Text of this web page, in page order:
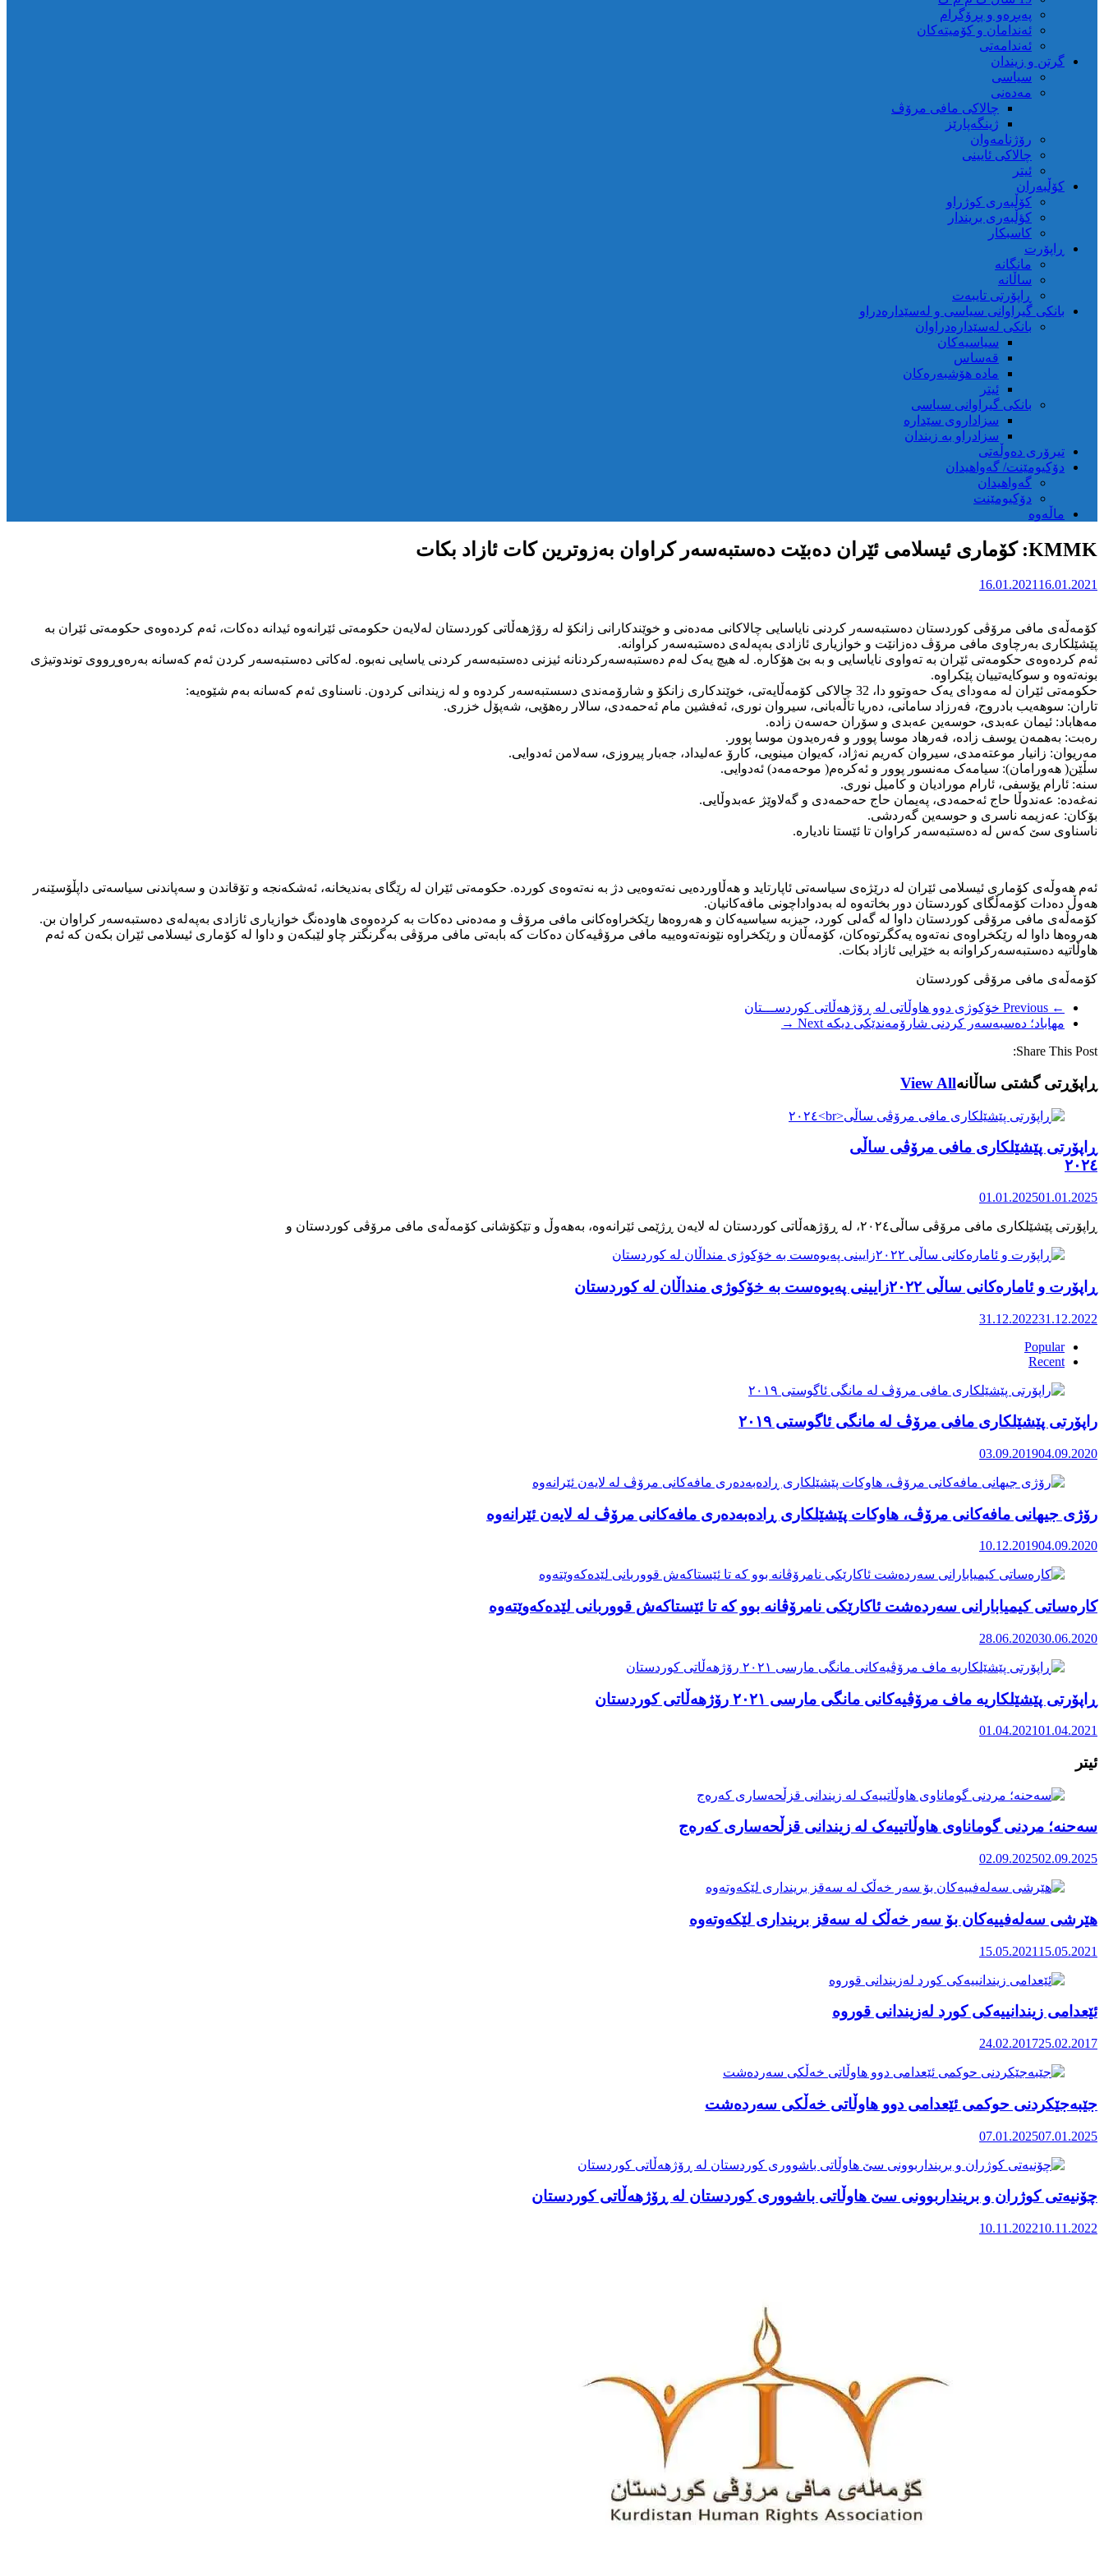
پەیڕەو و پڕۆگرام
ئەندامان و کۆمیتەکان
ئەندامەتی
گرتن و زیندان
سیاسی
مەدەنی
چالاکی مافی مرۆڤ
ژینگەپارێز
رۆژنامەوان
چالاکی ئایینی
ئیتر
کۆڵبەران
کۆڵبەری کوژراو
کؤڵبەری بریندار
کاسبکار
ڕاپۆرت
مانگانە
ساڵانە
ڕاپۆرتی تایبەت
بانکی گیراوانی سیاسی و لەسێدارەدراو
بانکی لەسێدارەدراوان
سیاسیەکان
قەساس
مادە هۆشبەرەکان
ئیتر
بانکی گیراوانی سیاسی
سزاداروی سێدارە
سزادراو بە زیندان
تیرۆری دەوڵەتی
دۆکیومێنت/ گەواهیدان
گەواهیدان
دۆکیومێنت
ماڵەوە
KMMK: کۆماری ئیسلامی ئێران دەبێت دەستبەسەر کراوان بەزوترین کات ئازاد بکات
16.01.2021 16.01.2021
کۆمەڵەی مافی مرۆڤی کوردستان دەستبەسەر کردنی نایاسایی چالاکانی مەدەنی و خوێندکارانی زانکۆ لە رۆژهەڵاتی کوردستان لەلایەن حکومەتی ئێرانەوە ئیدانە دەکات، ئەم کردەوەی حکومەتی ئێران بە
پێشێلکاری بەرچاوی مافی مرۆڤ دەزانێت و خوازیاری ئازادی بەپەلەی دەستبەسەر کراوانە.
ئەم کردەوەی حکومەتی ئێران بە تەواوی نایاسایی و بە بێ هۆکارە. لە هیچ یەک لەم دەستبەسەرکردنانە ئیزنی دەستبەسەر کردنی یاسایی نەبوە. لەکاتی دەستبەسەر کردن ئەم کەسانە بەرەوڕووی توندوتیژی
بونەتەوە و سوکایەتییان پێکراوە.
حکومەتی ئێران لە مەودای یەک حەوتوو دا، 32 چالاکی کۆمەڵایەتی، خوێندکاری زانکۆ و شارۆمەندی دسستبەسەر کردوە و لە زیندانی کردون. ناسناوی ئەم کەسانە بەم شێوەیە:
تاران: سوهەیب بادروج، فەرزاد سامانی، دەریا تاڵەبانی، سیروان نوری، ئەفشین مام ئەحمەدی، سالار رەهۆیی، شەپۆل خزری.
مەهاباد: ئیمان عەبدی، حوسەین عەبدی و سۆران حەسەن زادە.
رەبت: بەهمەن یوسف زادە، فەرهاد موسا پوور و فەرەیدون موسا پوور.
مەریوان: زانیار موعتەمدی، سیروان کەریم نەژاد، کەیوان مینویی، کارۆ عەلیداد، جەبار پیروزی، سەلامن ئەدوایی.
سڵێن( هەورامان): سیامەک مەنسور پوور و ئەکرەم( موحەمەد) ئەدوایی.
سنە: ئارام یۆسفی، ئارام مورادیان و کامیل نوری.
نەغەدە: عەندوڵا حاج ئەحمەدی، پەیمان حاج حەحمەدی و گەلاوێژ عەبدوڵایی.
بۆکان: عەزیمە ناسری و حوسەین گەردشی.
ناسناوی سێ کەس لە دەستبەسەر کراوان تا ئێستا نادیارە.
ئەم هەوڵەی کۆماری ئیسلامی ئێران لە درێژەی سیاسەتی ئاپارتاید و هەڵاوردەیی نەتەوەیی دژ بە نەتەوەی کوردە. حکومەتی ئێران لە رێگای بەندیخانە، ئەشکەنجە و تۆقاندن و سەپاندنی سیاسەتی داپڵۆسێنەر
هەوڵ دەدات کۆمەڵگای کوردستان دور بخاتەوە لە بەدواداچونی مافەکانیان.
کۆمەڵەی مافی مرۆڤی کوردستان داوا لە گەلی کورد، حیزبە سیاسیەکان و هەروەها رێکخراوەکانی مافی مرۆڤ و مەدەنی دەکات بە کردەوەی هاودەنگ خوازیاری ئازادی بەپەلەی دەستبەسەر کراوان بن.
هەروەها داوا لە رێکخراوەی نەتەوە یەکگرتوەکان، کۆمەڵان و رێکخراوە نێونەتەوەییە مافی مرۆڤیەکان دەکات کە بابەتی مافی مرۆڤی بەگرنگتر چاو لێبکەن و داوا لە کۆماری ئیسلامی ئێران بکەن کە ئەم
هاوڵاتیە دەستبەسەرکراوانە بە خێرایی ئازاد بکات.
کۆمەڵەی مافی مرۆڤی کوردستان
← Previous
خۆکوژی دوو هاوڵاتی لە ڕۆژهەڵاتی کوردســـتان
مهاباد؛ دەسبەسەر کردنی شارۆمەندێکی دیکە Next →
Share This Post:
ڕاپۆڕتی گشتی ساڵانهView All
ڕاپۆرتی پێشێلکاری مافی مرۆڤی ساڵی
٢٠٢٤
01.01.202501.01.2025
ڕاپۆرت و ئامارەکانی ساڵی ٢٠٢٢زایینی پەیوەست بە خۆکوژی منداڵان لە کوردستان
31.12.202231.12.2022
Popular
Recent
راپۆرتی پێشێلكاری مافی مرۆڤ له‌ مانگی ئاگوستی ٢٠١٩
03.09.201904.09.2020
رۆژی جیهانی مافەکانی مرۆڤ، هاوکات پێشێلکاری ڕادەبەدەری مافەکانی مرۆڤ لە لایەن ئێرانەوە
10.12.201904.09.2020
کارەساتی کیمیابارانی سەردەشت ئاکارێکی نامرۆڤانە بوو کە تا ئێستاکەش قووربانی لێدەکەوێتەوە
28.06.202030.06.2020
ڕاپۆرتی پێشێلکاریە ماف مرۆڤیەکانی مانگی مارسی ٢٠٢١ رۆژهەڵاتی کوردستان
01.04.202101.04.2021
ئیتر
سەحنە؛ مردنی گوماناوی هاوڵاتییەک لە زیندانی قزڵحەساری کەرەج
02.09.202502.09.2025
هێرشی سەلەفییەکان بۆ سەر خەڵک لە سەقز برینداری لێکەوتەوە
15.05.2021 15.05.2021
ئێعدامی زیندانییەکی کورد لەزیندانی قوروە
24.02.201725.02.2017
جێبەجێکردنی حوکمی ئێعدامی دوو هاوڵاتی خەڵکی سەردەشت
07.01.202507.01.2025
چۆنیەتی کوژران و برینداربوونی سێ هاوڵاتی باشووری کوردستان لە ڕۆژهەڵاتی کوردستان
10.11.202210.11.2022